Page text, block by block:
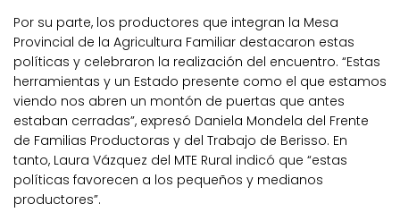
Por su parte, los productores que integran la Mesa
Provincial de la Agricultura Familiar destacaron estas
políticas y celebraron la realización del encuentro. “Estas
herramientas y un Estado presente como el que estamos
viendo nos abren un montón de puertas que antes
estaban cerradas”, expresó Daniela Mondela del Frente
de Familias Productoras y del Trabajo de Berisso. En
tanto, Laura Vázquez del MTE Rural indicó que “estas
políticas favorecen a los pequeños y medianos
productores”.